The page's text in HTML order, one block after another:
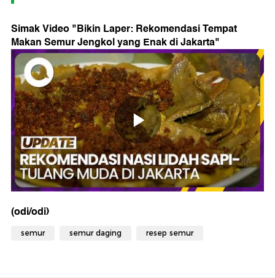
Simak Video "Bikin Laper: Rekomendasi Tempat
Makan Semur Jengkol yang Enak di Jakarta"
(odi/odi)
semur semur daging resep semur